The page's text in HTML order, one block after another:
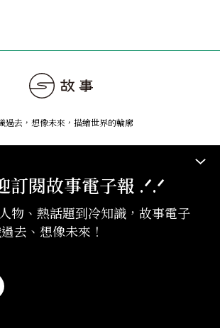
訂閱故事電子報 .ᐟ‪‪.ᐟ
物、熱話題到冷知識，故事電子
去、想像未來！
過去，想像未來 ， 描繪世界的輪廓
會員專區